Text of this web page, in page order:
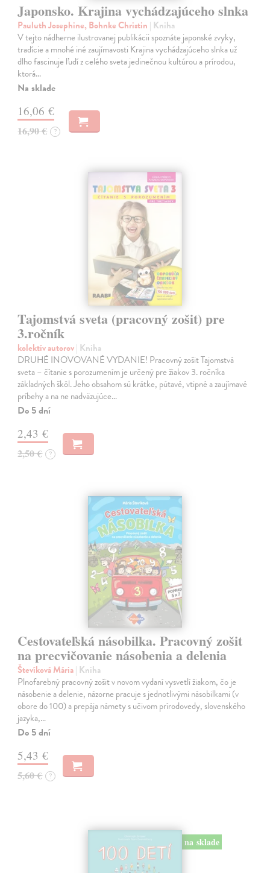
Japonsko. Krajina vychádzajúceho slnka
Pauluth Josephine, Bohnke Christin | Kniha
V tejto nádherne ilustrovanej publikácii spoznáte japonské zvyky,
tradície a mnohé iné zaujímavosti Krajina vychádzajúceho slnka už
dlho fascinuje ľudí z celého sveta jedinečnou kultúrou a prírodou,
ktorá…
Na sklade
16,06 €
16,90 € ?
Tajomstvá sveta (pracovný zošit) pre
3.ročník
kolektív autorov| Kniha
DRUHÉ INOVOVANÉ VYDANIE! Pracovný zošit Tajomstvá
sveta – čítanie s porozumením je určený pre žiakov 3. ročníka
základných škôl. Jeho obsahom sú krátke, pútavé, vtipné a zaujímavé
príbehy a na ne nadväzujúce…
Do 5 dní
2,43 €
2,50 € ?
Cestovateľská násobilka. Pracovný zošit
na precvičovanie násobenia a delenia
Števíková Mária| Kniha
Plnofarebný pracovný zošit v novom vydaní vysvetlí žiakom, čo je
násobenie a delenie, názorne pracuje s jednotlivými násobilkami (v
obore do 100) a prepája námety s učivom prírodovedy, slovenského
jazyka,…
Do 5 dní
5,43 €
5,60 € ?
na sklade